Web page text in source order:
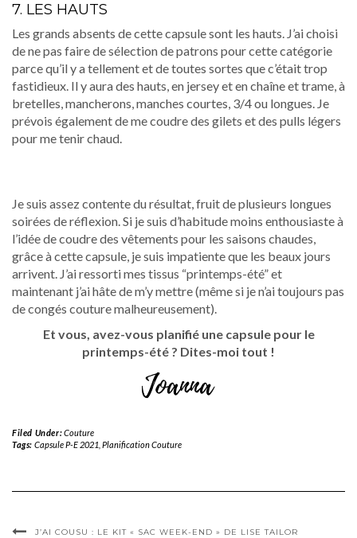
7. LES HAUTS
Les grands absents de cette capsule sont les hauts. J’ai choisi
de ne pas faire de sélection de patrons pour cette catégorie
parce qu’il y a tellement et de toutes sortes que c’était trop
fastidieux. Il y aura des hauts, en jersey et en chaîne et trame, à
bretelles, mancherons, manches courtes, 3/4 ou longues. Je
prévois également de me coudre des gilets et des pulls légers
pour me tenir chaud.
Je suis assez contente du résultat, fruit de plusieurs longues
soirées de réflexion. Si je suis d’habitude moins enthousiaste à
l’idée de coudre des vêtements pour les saisons chaudes,
grâce à cette capsule, je suis impatiente que les beaux jours
arrivent. J’ai ressorti mes tissus “printemps-été” et
maintenant j’ai hâte de m’y mettre (même si je n’ai toujours pas
de congés couture malheureusement).
Et vous, avez-vous planifié une capsule pour le
printemps-été ? Dites-moi tout !
Filed Under:Couture
Tags: Capsule P-E 2021 Planification Couture
J’AI COUSU : LE KIT « SAC WEEK-END » DE LISE TAILOR